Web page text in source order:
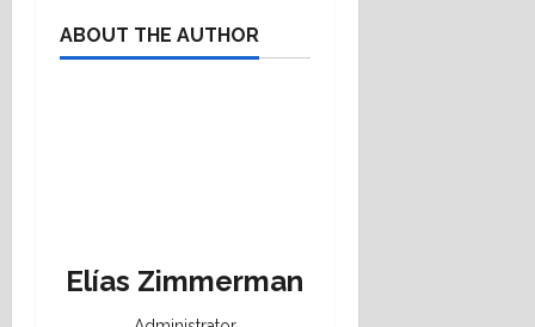
ABOUT THE AUTHOR
Elías Zimmerman